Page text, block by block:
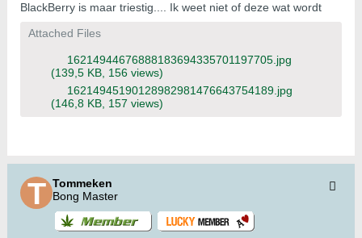
BlackBerry is maar triestig.... Ik weet niet of deze wat wordt
Attached Files
16214944676888183694335701197705.jpg
(139,5 KB, 156 views)
16214945190128982981476643754189.jpg
(146,8 KB, 157 views)
Tommeken
Bong Master